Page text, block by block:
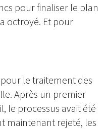
pour finaliser le plan
octroyé. Et pour
le traitement des
Après un premier
le processus avait été
maintenant rejeté, les